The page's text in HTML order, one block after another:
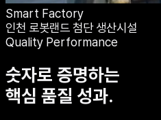
Smart Factory
인천 로봇랜드 첨단 생산시설
Quality Performance
숫자로 증명하는
핵심 품질 성과.